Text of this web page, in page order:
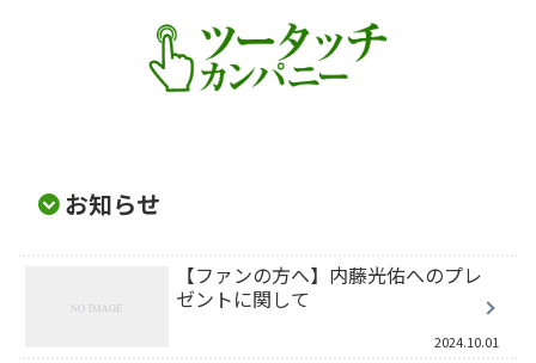
お知らせ
【ファンの方へ】内藤光佑へのプレ
ゼントに関して
2024.10.01